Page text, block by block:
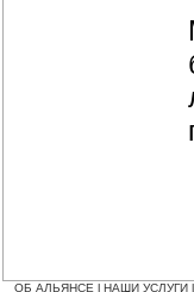
ОБ АЛЬЯНСЕ НАШИ УСЛУГИ